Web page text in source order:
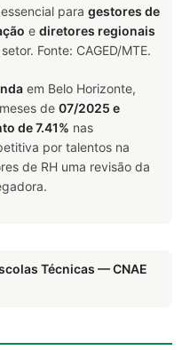
para gestores de
e diretores regionais
Fonte: CAGED/MTE.
em Belo Horizonte,
de 07/2025 e
de 7.41% nas
por talentos na
de RH uma revisão da
Técnicas — CNAE